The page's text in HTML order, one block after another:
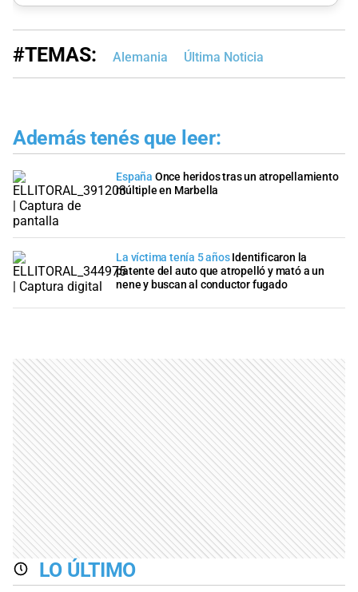
#TEMAS: Alemania Última Noticia
Además tenés que leer:
España Once heridos tras un atropellamiento
múltiple en Marbella
La víctima tenía 5 años Identificaron la
patente del auto que atropelló y mató a un
nene y buscan al conductor fugado
LO ÚLTIMO